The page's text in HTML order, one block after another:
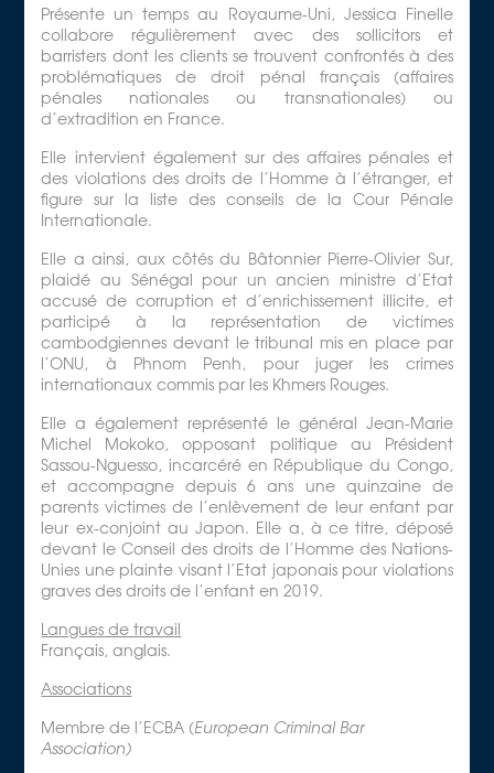
Présente un temps au Royaume-Uni, Jessica Finelle
collabore régulièrement avec des sollicitors et
barristers dont les clients se trouvent confrontés à des
problématiques de droit pénal français (affaires
pénales nationales ou transnationales) ou
d’extradition en France.
Elle intervient également sur des affaires pénales et
des violations des droits de l’Homme à l’étranger, et
figure sur la liste des conseils de la Cour Pénale
Internationale.
Elle a ainsi, aux côtés du Bâtonnier Pierre-Olivier Sur,
plaidé au Sénégal pour un ancien ministre d’Etat
accusé de corruption et d’enrichissement illicite, et
participé à la représentation de victimes
cambodgiennes devant le tribunal mis en place par
l’ONU, à Phnom Penh, pour juger les crimes
internationaux commis par les Khmers Rouges.
Elle a également représenté le général Jean-Marie
Michel Mokoko, opposant politique au Président
Sassou-Nguesso, incarcéré en République du Congo,
et accompagne depuis 6 ans une quinzaine de
parents victimes de l’enlèvement de leur enfant par
leur ex-conjoint au Japon. Elle a, à ce titre, déposé
devant le Conseil des droits de l’Homme des Nations-
Unies une plainte visant l’Etat japonais pour violations
graves des droits de l’enfant en 2019.
Langues de travail
Français, anglais.
Associations
Membre de l’ECBA (European Criminal Bar
Association)